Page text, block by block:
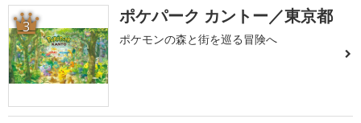
3 ポケパーク カントー／東京都
ポケモンの森と街を巡る冒険へ